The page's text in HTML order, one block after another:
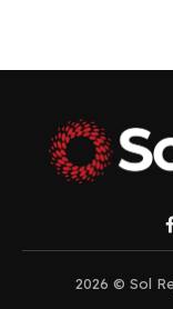
2026 © Sol